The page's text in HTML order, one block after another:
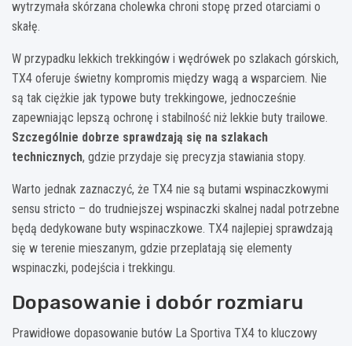
wytrzymała skórzana cholewka chroni stopę przed otarciami o
skałę.
W przypadku lekkich trekkingów i wędrówek po szlakach górskich,
TX4 oferuje świetny kompromis między wagą a wsparciem. Nie
są tak ciężkie jak typowe buty trekkingowe, jednocześnie
zapewniając lepszą ochronę i stabilność niż lekkie buty trailowe.
Szczególnie dobrze sprawdzają się na szlakach
technicznych, gdzie przydaje się precyzja stawiania stopy.
Warto jednak zaznaczyć, że TX4 nie są butami wspinaczkowymi
sensu stricto – do trudniejszej wspinaczki skalnej nadal potrzebne
będą dedykowane buty wspinaczkowe. TX4 najlepiej sprawdzają
się w terenie mieszanym, gdzie przeplatają się elementy
wspinaczki, podejścia i trekkingu.
Dopasowanie i dobór rozmiaru
Prawidłowe dopasowanie butów La Sportiva TX4 to kluczowy